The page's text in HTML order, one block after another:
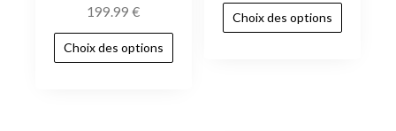
199.99€
Choix des options
Choix des options